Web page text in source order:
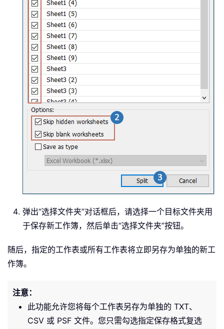
弹出“选择文件夹”对话框后，请选择一个目标文件夹用
于保存新工作簿，然后单击“选择文件夹”按钮。
随后，指定的工作表或所有工作表将立即另存为单独的新工
作簿。
注意：
此功能允许您将每个工作表另存为单独的 TXT、
CSV 或 PSF 文件。您只需勾选指定保存格式复选